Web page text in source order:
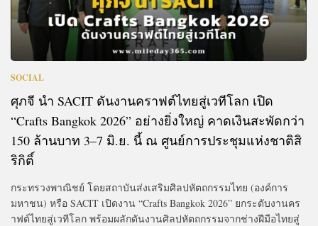
SOCIAL
ศุภจี นำ SACIT ดันงานคราฟต์ไทยสู่เวทีโลก เปิด
“Crafts Bangkok 2026” อย่างยิ่งใหญ่ คาดเงินสะพัดกว่า
150 ล้านบาท 3–7 มิ.ย. นี้ ณ ศูนย์การประชุมแห่งชาติสิ
ริกิติ์
กระทรวงพาณิชย์ โดยสถาบันส่งเสริมศิลปหัตถกรรมไทย (องค์การ
มหาชน) หรือ SACIT เปิดงาน “Crafts Bangkok 2026” ยกระดับงานคร
าฟต์ไทยสู่เวทีโลก พร้อมผลักดันงานศิลปหัตถกรรมจากช่างฝีมือไทยสู่